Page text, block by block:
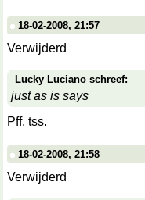
18-02-2008, 21:57
Verwijderd
Lucky Luciano schreef:
just as is says
Pff, tss.
18-02-2008, 21:58
Verwijderd